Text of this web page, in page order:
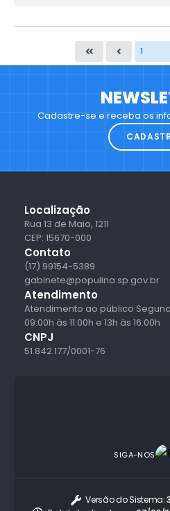
Cadastre-se e receba os
SIGA-NOS
Localização
Rua 13 de Maio, 1211
CEP: 15670-000
Contato
(17) 99154-5389
gabinete@populina.sp.gov.br
Atendimento
Atendimento ao público
09:00h às 11:00h e 13h às 16:00h
CNPJ
51.842.177/0001-76
Versão do Sistema: